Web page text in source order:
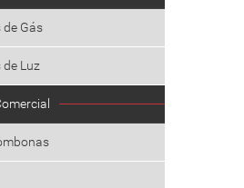
de Gás
Luz